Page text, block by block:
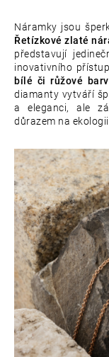
Náramky jsou
Řetízkové zlaté
představují
inovativního
bílé či růžové
diamanty vytváří
a eleganci, ale
důrazem na ekologii.
j
e
t
e
a
j
í
t
?
D
o